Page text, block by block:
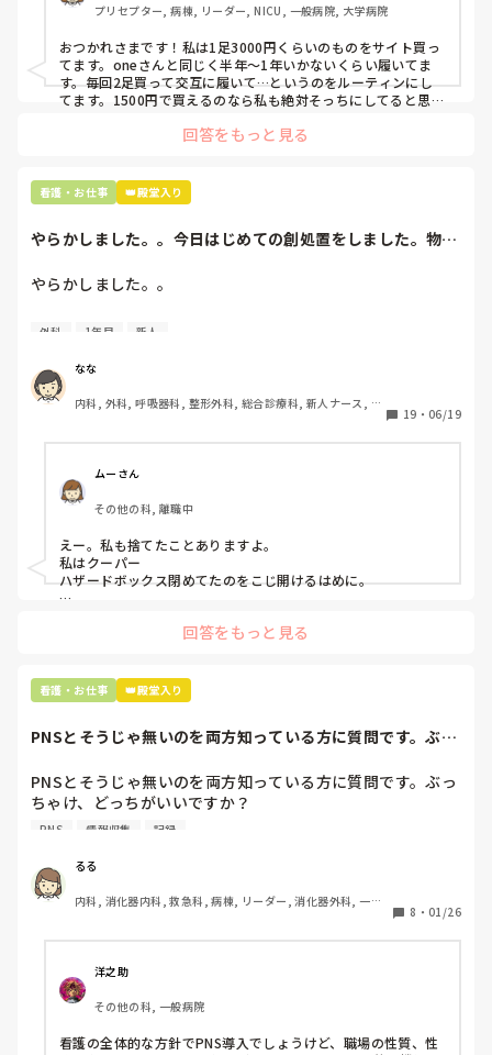
て言ってて、わたしの倍額は出せるのか！とびっくりしたの
で、世の皆さんはどうなのかなと…🤔
プリセプター, 病棟, リーダー, NICU, 一般病院, 大学病院
おつかれさまです！私は1足3000円くらいのものをサイト買っ
てます。oneさんと同じく半年〜1年いかないくらい履いてま
す。毎回2足買って交互に履いて…というのをルーティンにし
てます。1500円で買えるのなら私も絶対そっちにしてると思う
回答をもっと見る
看護・お仕事 👑殿堂入り
やらかしました。。今日はじめての創処置をしました。物品
やらかしました。。
今日はじめての創処置をしました。
ゴミと一緒に、ノリで鑷子達を捨てました。。
患者に使用した物品は使い捨て、という認識が頭の中にあっ
て…。
プリセプターに
「普通鑷子捨てる！？明らかに使い捨てて良いような安物じ
ゃないよね？」
「そんなミスした新人、あなたが初めてだよ」
と言われました。。
たしかに、よくよく考えてみれば
手術室で使った物品も全部滅菌して使いまわすし、
なんで頭回らなかったんだろう😭
市長さんは、
患者さんに迷惑かけたわけじゃないから大丈夫、
自分が情けなくて情けなくて😭
こんなバカな私をせめて笑い飛ばしてください笑
外科 1年目 新人
なな
内科, 外科, 呼吸器科, 整形外科, 総合診療科, 新人ナース, 脳
19 ・ 06/19
ムーさん
その他の科, 離職中
えー。私も捨てたことありますよ。
私はクーパー
ハザードボックス閉めてたのをこじ開けるはめに。
に出しちゃったり。(これは問題か💦)
回答をもっと見る
看護・お仕事 👑殿堂入り
PNSとそうじゃ無いのを両方知っている方に質問です。ぶっ
PNSとそうじゃ無いのを両方知っている方に質問です。ぶっ
ちゃけ、どっちがいいですか？
後、PNSを廃止しました。
私は、そのPNSを廃止した病棟からまだPNSをやっている病
棟に9月に異動してきました。
じざるを得ませんでした。
色々な病棟に入院したことのある患者さんも、「(私が異動
する前の病棟の方が)新人が患者から見てもよく動けてた
よ」と言っていました。
現病棟はPNSだけれども、結局は忙しくて、新人の面倒を見
PNS 情報収集 記録
るる
内科, 消化器内科, 救急科, 病棟, リーダー, 消化器外科, 一般
8 ・ 01/26
洋之助
その他の科, 一般病院
看護の全体的な方針でPNS導入でしょうけど、職場の性質、性